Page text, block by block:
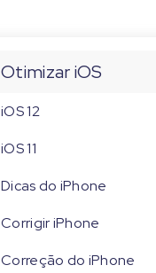
Otimizar iOS
iOS 12
iOS 11
Dicas do iPhone
Corrigir iPhone
Correção do iPhone